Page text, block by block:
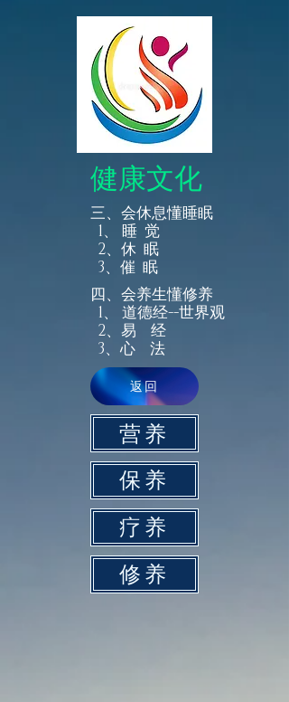
健康文化
三、会休息懂睡眠
1、 睡 觉
2、休 眠
3、催 眠
四、会养生懂修养
1、 道德经--世界观
2、易 经
3、心 法
返回
营养
保养
疗养
修养